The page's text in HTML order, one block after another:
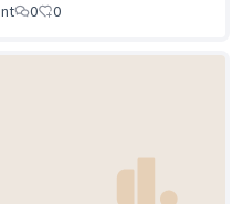
0 0